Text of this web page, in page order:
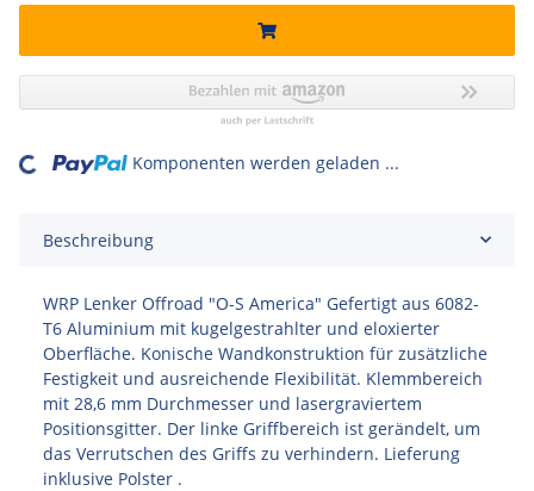
Komponenten werden geladen ...
Beschreibung
WRP Lenker Offroad "O-S America" Gefertigt aus 6082-
T6 Aluminium mit kugelgestrahlter und eloxierter
Oberfläche. Konische Wandkonstruktion für zusätzliche
Festigkeit und ausreichende Flexibilität. Klemmbereich
mit 28,6 mm Durchmesser und lasergraviertem
Positionsgitter. Der linke Griffbereich ist gerändelt, um
das Verrutschen des Griffs zu verhindern. Lieferung
inklusive Polster .